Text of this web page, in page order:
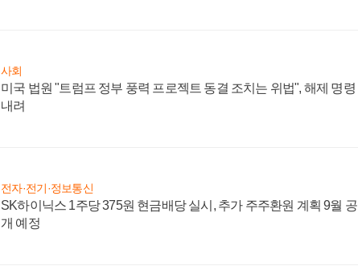
사회
미국 법원 "트럼프 정부 풍력 프로젝트 동결 조치는 위법", 해제 명령
내려
전자·전기·정보통신
SK하이닉스 1주당 375원 현금배당 실시, 추가 주주환원 계획 9월 공
개 예정